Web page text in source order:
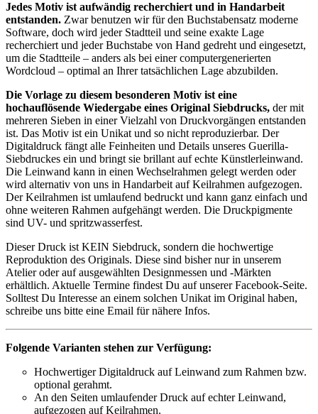
Jedes Motiv ist aufwändig recherchiert und in Handarbeit
entstanden. Zwar benutzen wir für den Buchstabensatz moderne
Software, doch wird jeder Stadtteil und seine exakte Lage
recherchiert und jeder Buchstabe von Hand gedreht und eingesetzt,
um die Stadtteile – anders als bei einer computergenerierten
Wordcloud – optimal an Ihrer tatsächlichen Lage abzubilden.
Die Vorlage zu diesem besonderen Motiv ist eine
hochauflösende Wiedergabe eines Original Siebdrucks, der mit
mehreren Sieben in einer Vielzahl von Druckvorgängen entstanden
ist. Das Motiv ist ein Unikat und so nicht reproduzierbar. Der
Digitaldruck fängt alle Feinheiten und Details unseres Guerilla-
Siebdruckes ein und bringt sie brillant auf echte Künstlerleinwand.
Die Leinwand kann in einen Wechselrahmen gelegt werden oder
wird alternativ von uns in Handarbeit auf Keilrahmen aufgezogen.
Der Keilrahmen ist umlaufend bedruckt und kann ganz einfach und
ohne weiteren Rahmen aufgehängt werden. Die Druckpigmente
sind UV- und spritzwasserfest.
Dieser Druck ist KEIN Siebdruck, sondern die hochwertige
Reproduktion des Originals. Diese sind bisher nur in unserem
Atelier oder auf ausgewählten Designmessen und -Märkten
erhältlich. Aktuelle Termine findest Du auf unserer Facebook-Seite.
Solltest Du Interesse an einem solchen Unikat im Original haben,
schreibe uns bitte eine Email für nähere Infos.
Folgende Varianten stehen zur Verfügung:
Hochwertiger Digitaldruck auf Leinwand zum Rahmen bzw.
optional gerahmt.
An den Seiten umlaufender Druck auf echter Leinwand,
aufgezogen auf Keilrahmen.